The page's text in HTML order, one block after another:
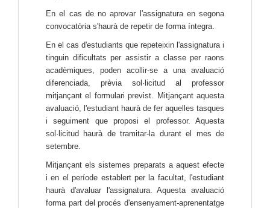
En el cas de no aprovar l'assignatura en segona
convocatòria s'haurà de repetir de forma íntegra.
En el cas d'estudiants que repeteixin l'assignatura i
tinguin dificultats per assistir a classe per raons
acadèmiques, poden acollir-se a una avaluació
diferenciada, prèvia sol·licitud al professor
mitjançant el formulari previst. Mitjançant aquesta
avaluació, l'estudiant haurà de fer aquelles tasques
i seguiment que proposi el professor. Aquesta
sol·licitud haurà de tramitar-la durant el mes de
setembre.
Mitjançant els sistemes preparats a aquest efecte
i en el període establert per la facultat, l'estudiant
haurà d'avaluar l'assignatura. Aquesta avaluació
forma part del procés d'ensenyament-aprenentatge